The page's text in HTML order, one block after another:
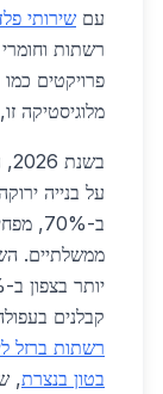
עם שירותי
פרויקטים
מלוגיסטיקה
על בנייה
ב-
ממשלתיים.
קבלנים
רשתות ברזל
בטון בנצרת,